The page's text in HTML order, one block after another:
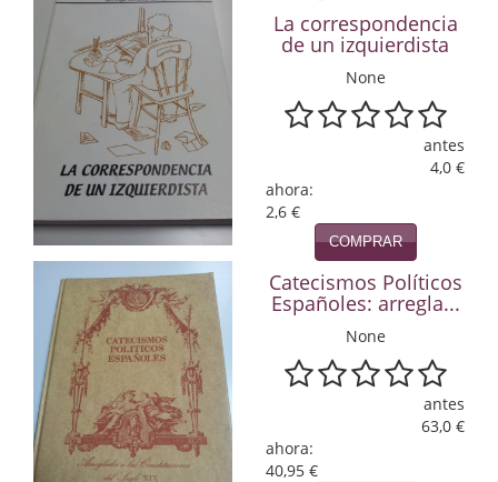
Economía
Enciclopedias
Ensayo literario
Filosofía
Física y Química
Física y química
Guerra Civil Española
Historia
historia
La correspondencia
de un izquierdista
None
antes
4,0 €
ahora:
2,6 €
COMPRAR
Catecismos Políticos
Españoles: arregla...
None
antes
63,0 €
ahora:
40,95 €